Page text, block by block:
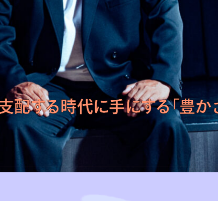
する時代に手にする「豊か